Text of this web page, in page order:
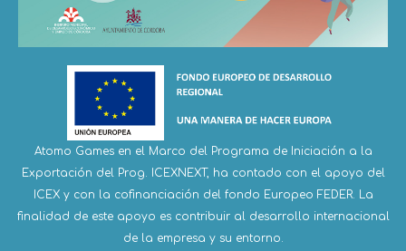
Atomo Games en el Marco del Programa de Iniciación a la
Exportación del Prog. ICEXNEXT, ha contado con el apoyo del
ICEX y con la cofinanciación del fondo Europeo FEDER. La
finalidad de este apoyo es contribuir al desarrollo internacional
de la empresa y su entorno.